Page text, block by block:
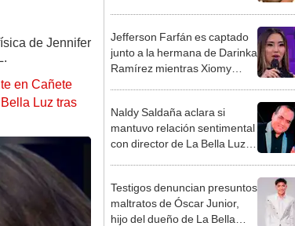
de Jennifer
en Cañete
Luz tras
Jefferson Farfán es captado
junto a la hermana de Darinka
Ramírez mientras Xiomy
Naldy Saldaña aclara si
mantuvo relación sentimental
con director de La Bella Luz
bajo”
Testigos denuncian presuntos
maltratos de Óscar Junior,
hijo del dueño de La Bella